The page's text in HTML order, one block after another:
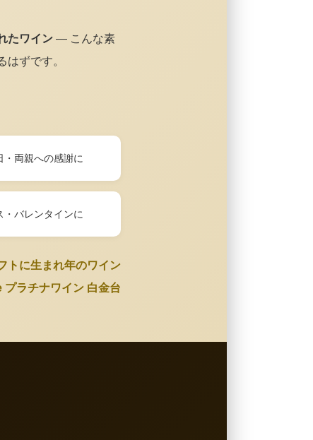
たワイン — こんな素
ずです。
・両親への感謝に
・バレンタインに
トに生まれ年のワイン
ラチナワイン 白金台